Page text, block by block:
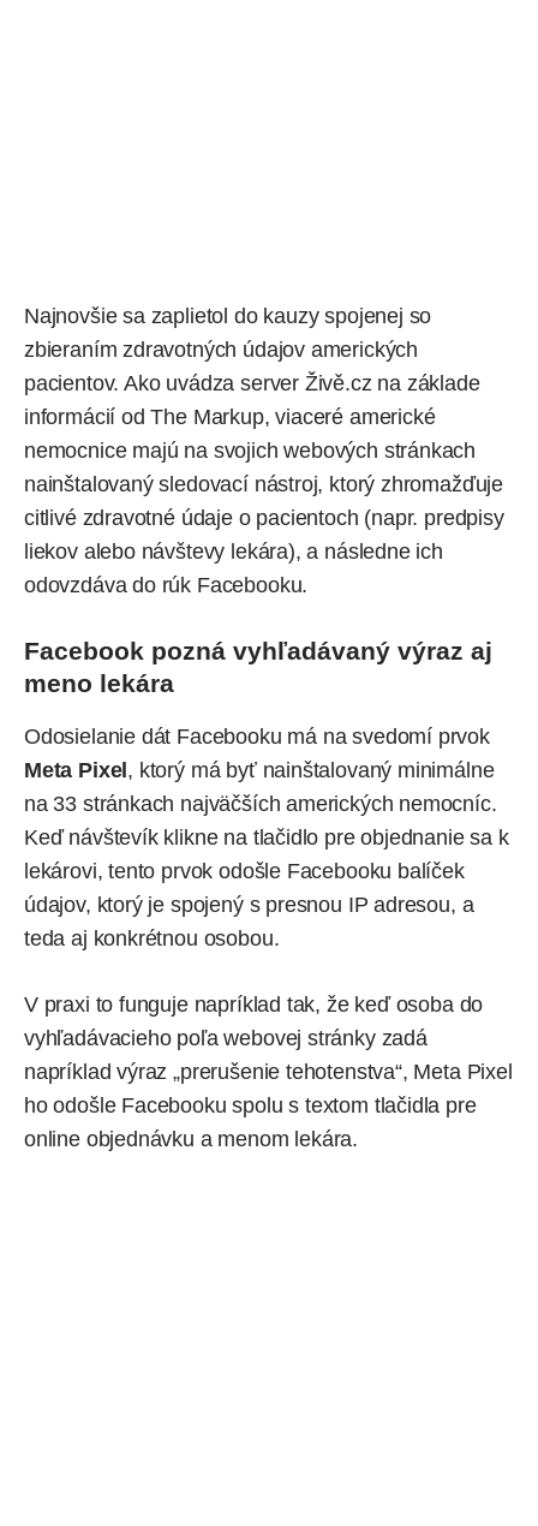
Najnovšie sa zaplietol do kauzy spojenej so
zbieraním zdravotných údajov amerických
pacientov. Ako uvádza server Živě.czna základe
informácií odThe Markup, viaceré americké
nemocnice majú na svojich webových stránkach
nainštalovaný sledovací nástroj, ktorý zhromažďuje
citlivé zdravotné údaje o pacientoch (napr. predpisy
liekov alebo návštevy lekára), a následne ich
odovzdáva do rúk Facebooku.
Facebook pozná vyhľadávaný výraz aj
meno lekára
Odosielanie dát Facebooku má na svedomí prvok
Meta Pixel, ktorý má byť nainštalovaný minimálne
na 33 stránkach najväčších amerických nemocníc.
Keď návštevík klikne na tlačidlo pre objednanie sa k
lekárovi, tento prvok odošle Facebooku balíček
údajov, ktorý je spojený s presnou IP adresou, a
teda aj konkrétnou osobou.
V praxi to funguje napríklad tak, že keď osoba do
vyhľadávacieho poľa webovej stránky zadá
napríklad výraz „prerušenie tehotenstva“, Meta Pixel
ho odošle Facebooku spolu s textom tlačidla pre
online objednávku a menom lekára.